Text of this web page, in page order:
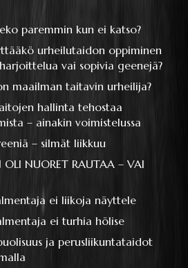
paremmin kun ei katso?
urheilutaidon oppiminen
vai sopivia geenejä?
maailman taitavin urheilija?
hallinta tehostaa
– ainakin voimistelussa
– silmät liikkuu
OLI NUORET RAUTAA – VAI
ei liikoja näyttele
ei turhia hölise
ja perusliikuntataidot